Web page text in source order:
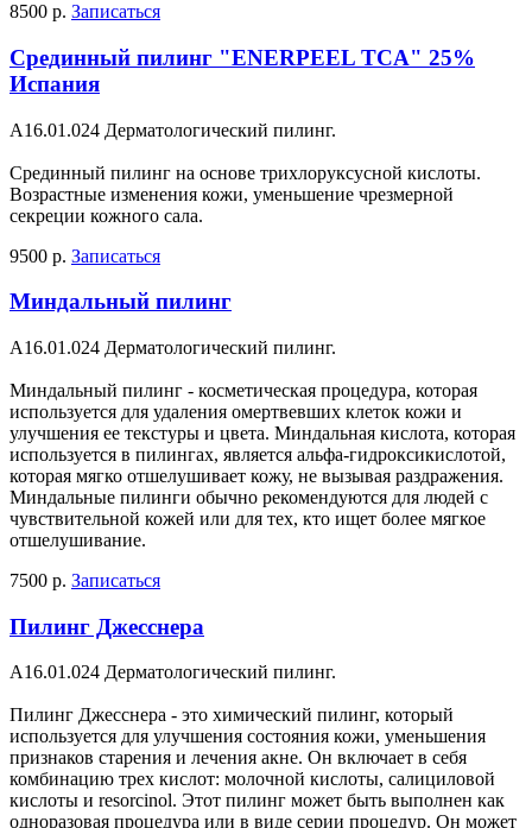
8500 р. Записаться
Срединный пилинг "ENERPEEL TCA" 25%
Испания
A16.01.024 Дерматологический пилинг.
Срединный пилинг на основе трихлоруксусной кислоты.
Возрастные изменения кожи, уменьшение чрезмерной
секреции кожного сала.
9500 р. Записаться
Миндальный пилинг
A16.01.024 Дерматологический пилинг.
Миндальный пилинг - косметическая процедура, которая
используется для удаления омертвевших клеток кожи и
улучшения ее текстуры и цвета. Миндальная кислота, которая
используется в пилингах, является альфа-гидроксикислотой,
которая мягко отшелушивает кожу, не вызывая раздражения.
Миндальные пилинги обычно рекомендуются для людей с
чувствительной кожей или для тех, кто ищет более мягкое
отшелушивание.
7500 р. Записаться
Пилинг Джесснера
A16.01.024 Дерматологический пилинг.
Пилинг Джесснера - это химический пилинг, который
используется для улучшения состояния кожи, уменьшения
признаков старения и лечения акне. Он включает в себя
комбинацию трех кислот: молочной кислоты, салициловой
кислоты и resorcinol. Этот пилинг может быть выполнен как
одноразовая процедура или в виде серии процедур. Он может